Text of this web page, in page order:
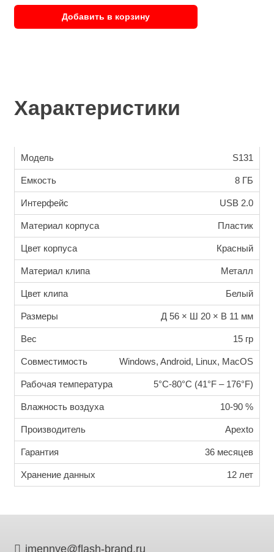
Добавить в корзину
Характеристики
Модель S131
Емкость 8 ГБ
Интерфейс USB 2.0
Материал корпуса Пластик
Цвет корпуса Красный
Материал клипа Металл
Цвет клипа Белый
Размеры Д 56 × Ш 20 × В 11 мм
Вес 15 гр
Совместимость Windows, Android, Linux, MacOS
Рабочая температура 5°C-80°C (41°F – 176°F)
Влажность воздуха 10-90 %
Производитель Apexto
Гарантия 36 месяцев
Хранение данных 12 лет
imennye@flash-brand.ru